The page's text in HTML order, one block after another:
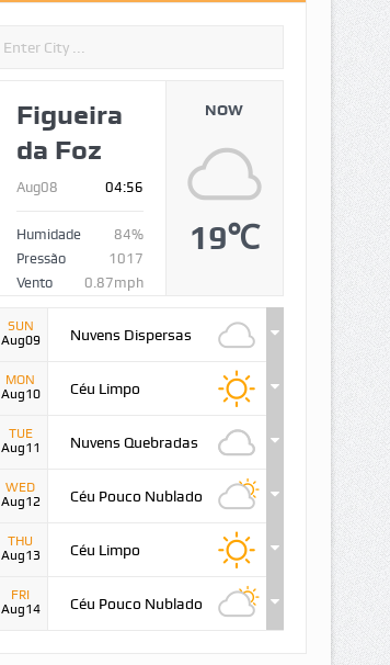
Figueira
da Foz
Aug08 04:56
Humidade
84%
Pressão
1017
Vento
0.87mph
NOW
19℃
SUN
Aug09
Nuvens Dispersas
MON
Aug10
Céu Limpo
TUE
Aug11
Nuvens Quebradas
WED
Aug12
Céu Pouco Nublado
THU
Aug13
Céu Limpo
FRI
Aug14
Céu Pouco Nublado